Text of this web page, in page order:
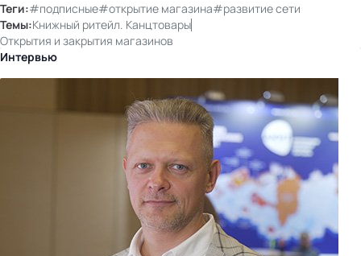
Теги:#подписные#открытие магазина#развитие сети
Темы:Книжный ритейл. Канцтовары
Открытия и закрытия магазинов
Интервью